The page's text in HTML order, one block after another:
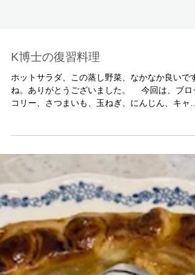
K博士の復習料理
ホットサラダ、この蒸し野菜、なかなか良いです
味しさで生きています。 たくさん作ったので、
食にも朝食にもいろいろ使えて便利、 食べる前
ちょっとレンジに入れて、３−４日好きなドレッ
ング／ソースで頂きました。 バターライス（
ーメリックとクミンの風味）に、妻が使った豆の
スープを添えた.ら、良い組み合わせになって夕
に。 メンチカツ、玉ねぎにキャベツがたくさ
入っているせいか、サクサクの食感になって、今
までに食べていたメンチカツとは印象が違ってこ
れもまた楽しみです。 横には前に教えていた